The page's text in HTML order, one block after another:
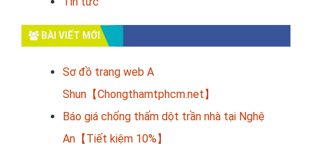
BÀI VIẾT MỚI
Sơ đồ trang web A
Shun【Chongthamtphcm.net】
Báo giá chống thấm dột trần nhà tại Nghệ
An【Tiết kiệm 10%】